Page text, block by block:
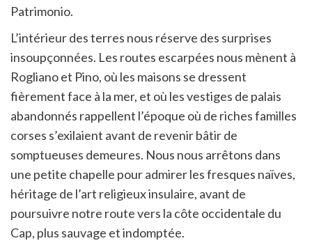
Patrimonio.
L’intérieur des terres nous réserve des surprises
insoupçonnées. Les routes escarpées nous mènent à
Rogliano et Pino, où les maisons se dressent
fièrement face à la mer, et où les vestiges de palais
abandonnés rappellent l’époque où de riches familles
corses s’exilaient avant de revenir bâtir de
somptueuses demeures. Nous nous arrêtons dans
une petite chapelle pour admirer les fresques naïves,
héritage de l’art religieux insulaire, avant de
poursuivre notre route vers la côte occidentale du
Cap, plus sauvage et indomptée.